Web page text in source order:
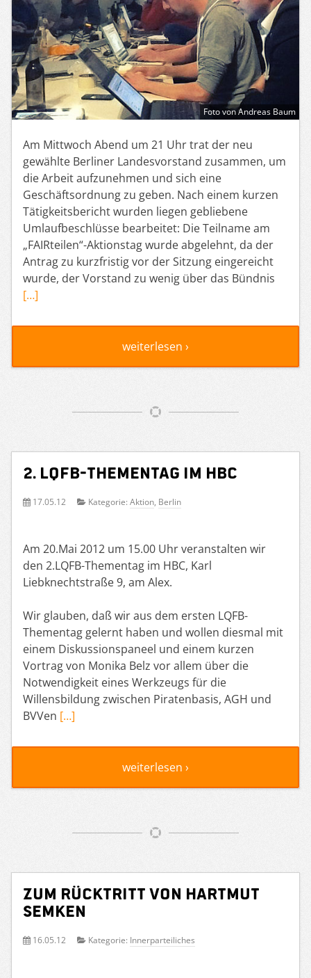
Foto von Andreas Baum
Am Mittwoch Abend um 21 Uhr trat der neu
gewählte Berliner Landesvorstand zusammen, um
die Arbeit aufzunehmen und sich eine
Geschäftsordnung zu geben. Nach einem kurzen
Tätigkeitsbericht wurden liegen gebliebene
Umlaufbeschlüsse bearbeitet: Die Teilname am
„FAIRteilen“-Aktionstag wurde abgelehnt, da der
Antrag zu kurzfristig vor der Sitzung eingereicht
wurde, der Vorstand zu wenig über das Bündnis
[…]
weiterlesen ›
2. LQFB-Thementag im HBC
17.05.12 Kategorie: Aktion, Berlin
Am 20.Mai 2012 um 15.00 Uhr veranstalten wir
den 2.LQFB-Thementag im HBC, Karl
Liebknechtstraße 9, am Alex.
Wir glauben, daß wir aus dem ersten LQFB-
Thementag gelernt haben und wollen diesmal mit
einem Diskussionspaneel und einem kurzen
Vortrag von Monika Belz vor allem über die
Notwendigkeit eines Werkzeugs für die
Willensbildung zwischen Piratenbasis, AGH und
BVVen […]
weiterlesen ›
Zum Rücktritt von Hartmut
Semken
16.05.12 Kategorie: Innerparteiliches